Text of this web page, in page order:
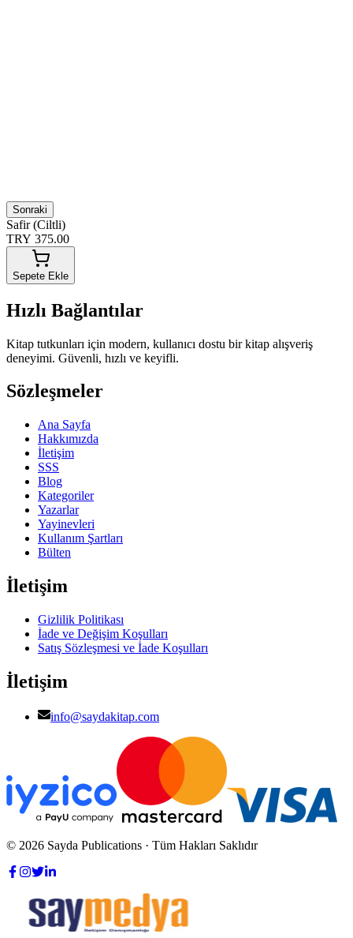
Sonraki
Safir (Ciltli)
TRY 375.00
Sepete Ekle
Hızlı Bağlantılar
Kitap tutkunları için modern, kullanıcı dostu bir kitap alışveriş
deneyimi. Güvenli, hızlı ve keyifli.
Sözleşmeler
Ana Sayfa
Hakkımızda
İletişim
SSS
Blog
Kategoriler
Yazarlar
Yayinevleri
Kullanım Şartları
Bülten
İletişim
Gizlilik Politikası
İade ve Değişim Koşulları
Satış Sözleşmesi ve İade Koşulları
İletişim
info@saydakitap.com
© 2026 Sayda Publications · Tüm Hakları Saklıdır